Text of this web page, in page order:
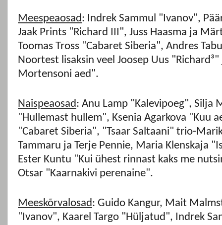
Meespeaosad: Indrek Sammul "Ivanov",
Jaak Prints "Richard III", Juss Haasma ja
Toomas Tross "Cabaret Siberia", Andres
Noortest lisaksin veel Joosep Uus
Mortensoni aed".
Naispeaosad: Anu Lamp "Kalevipoeg", Silja
"Hullemast hullem", Ksenia Agarkova "Kuu
"Cabaret Siberia", "Tsaar Saltaani" trio-
Tammaru ja Terje Pennie, Maria Klenskaja
Ester Kuntu "Kui ühest rinnast kaks me
Otsar "Kaarnakivi perenaine".
Meeskõrvalosad: Guido Kangur, Mait
"Ivanov", Kaarel Targo "Hüljatud", Indrek